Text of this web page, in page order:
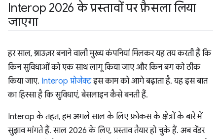
Interop 2026 के प्रस्तावों पर फ़ैसला लिया
जाएगा
हर साल, ब्राउज़र बनाने वाली मुख्य कंपनियां मिलकर यह तय करती हैं कि
किन सुविधाओं को एक साथ लागू किया जाए और किन बग को ठीक
किया जाए. Interop प्रोजेक्टइस काम को आगे बढ़ाता है. यह इस बात
का हिस्सा है कि सुविधाएं, बेसलाइन कैसे बनती हैं.
Interop के तहत, हम अगले साल के लिए फ़ोकस के क्षेत्रों के बारे में
सुझाव मांगते हैं. साल 2026 के लिए, प्रस्ताव तैयार हो चुके हैं. अब वेंडर